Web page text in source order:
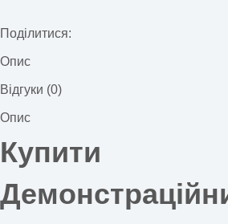
Поділитися:
Опис
Відгуки (0)
Опис
Купити